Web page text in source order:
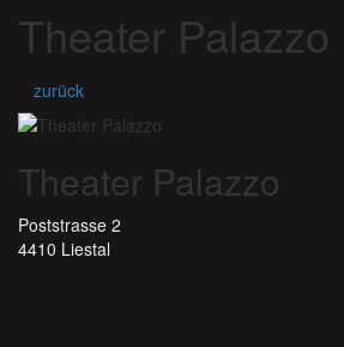
Theater Palazzo
zurück
Theater Palazzo
Poststrasse 2
4410 Liestal